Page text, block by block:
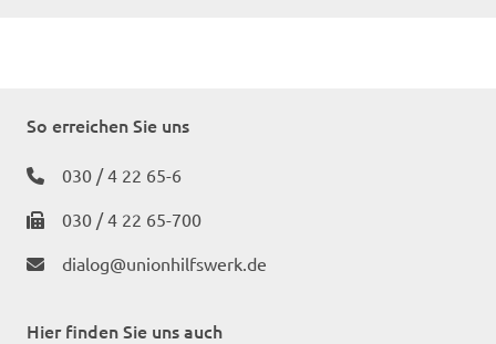
So erreichen Sie uns
030 / 4 22 65-6
030 / 4 22 65-700
dialog@unionhilfswerk.de
Hier finden Sie uns auch